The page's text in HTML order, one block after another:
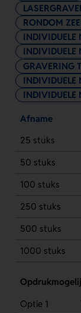
RONDOM
INDIVIDUELE
INDIVIDUELE
GRAVERING
INDIVIDUELE
INDIVIDUELE
Afname
25 stuks
50 stuks
100 stuks
250 stuks
500 stuks
1000 stuks
Optie 1